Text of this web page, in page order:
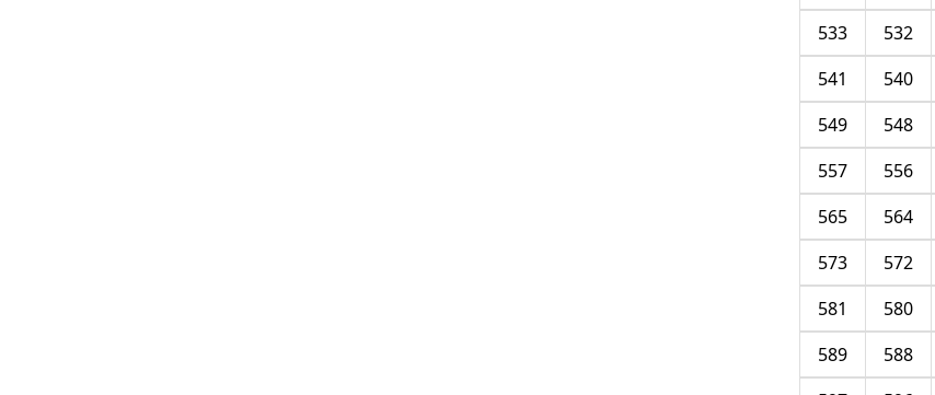
532
533
540
541
548
549
556
557
564
565
572
573
580
581
588
589